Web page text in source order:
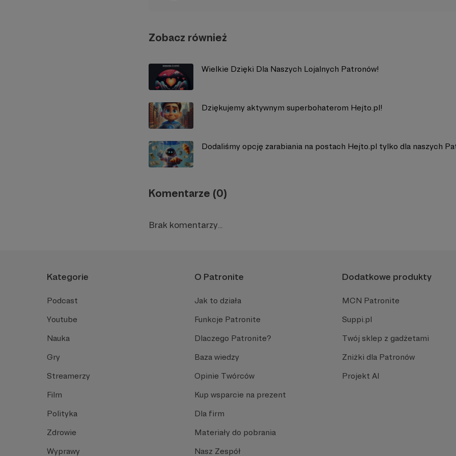
Zobacz również
Wielkie Dzięki Dla Naszych Lojalnych Patronów!
Dziękujemy aktywnym superbohaterom Hejto.pl!
Dodaliśmy opcję zarabiania na postach Hejto.pl tylko dla naszych
Komentarze (0)
Brak komentarzy...
Kategorie
Podcast
Youtube
Nauka
Gry
Streamerzy
Film
Polityka
Zdrowie
Wyprawy
O Patronite
Jak to działa
Funkcje Patronite
Dlaczego Patronite?
Baza wiedzy
Opinie Twórców
Kup wsparcie na prezent
Dla firm
Materiały do pobrania
Nasz Zespół
Dodatkowe produkty
MCN Patronite
Suppi.pl
Twój sklep z gadżetami
Zniżki dla Patronów
Projekt AI